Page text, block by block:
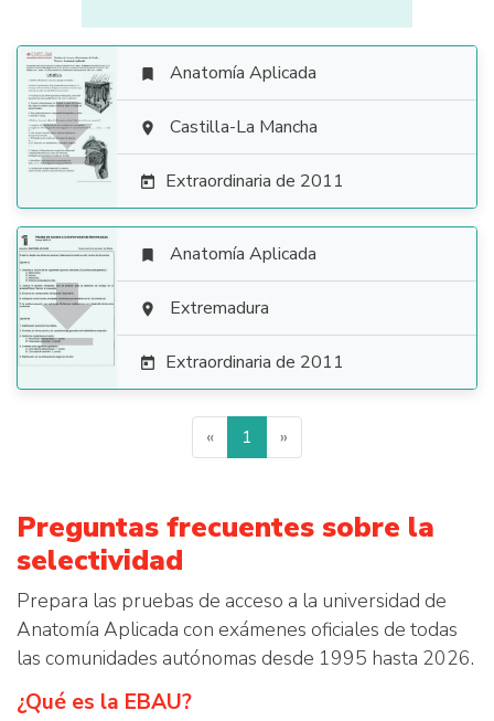

 Anatomía Aplicada
 Castilla-La Mancha
 Extraordinaria de 2011

 Anatomía Aplicada
 Extremadura
 Extraordinaria de 2011
« 1 »
Preguntas frecuentes sobre la
selectividad
Prepara las pruebas de acceso a la universidad de
Anatomía Aplicada con exámenes oficiales de todas
las comunidades autónomas desde 1995 hasta 2026.
¿Qué es la EBAU?